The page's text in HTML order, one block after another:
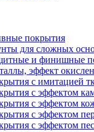
покрытия
для сложных
и финишные
эффект
с имитацией
с эффектом
с эффектом
с эффектом
с эффектом